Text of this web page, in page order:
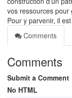
vos ressources
Pour y parvenir, il est
Comments
Comments
Submit a Comment
No HTML